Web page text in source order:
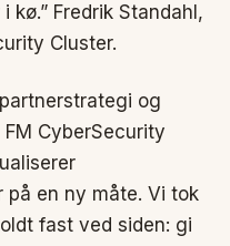
Fredrik Standahl,
Cluster.
og
CyberSecurity
på en ny måte. Vi tok
fast ved siden: gi